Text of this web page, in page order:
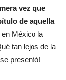
vez que
de aquella
en México la
tan lejos de la
presentó!